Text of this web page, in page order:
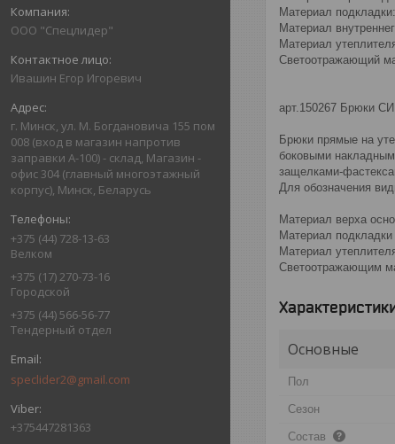
ООО "Спецлидер"
Ивашин Егор Игоревич
г. Минск, ул. М. Богдановича 155 пом
008 (вход в магазин напротив
заправки А-100) - склад, Магазин -
офис 304 (главный многоэтажный
корпус), Минск, Беларусь
+375 (44) 728-13-63
Велком
+375 (17) 270-73-16
Городской
+375 (44) 566-56-77
Тендерный отдел
speclider2@gmail.com
+375447281363
Материал
Материал
Материал
Светоотражающий
арт.150267 Брюки
Брюки прямые на
боковыми
защелками-
Для обозначения
Материал верха
Материал
Материал
Светоотражающим
Основные
Пол
Сезон
Состав